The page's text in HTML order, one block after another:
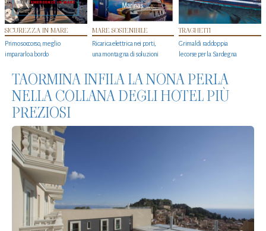
SICUREZZA IN MARE
Primo soccorso, meglio
impararlo a bordo
MARE SOSTENIBILE
Ricarica elettrica nei porti,
una montagna di soluzioni
TRAGHETTI
Grimaldi raddoppia
le corse per la Sardegna
TAORMINA INFILA LA NONA PERLA
NELLA COLLANA DEGLI HOTEL PIÙ
PREZIOSI